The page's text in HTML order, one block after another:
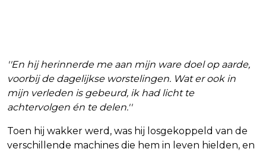
''En hij herinnerde me aan mijn ware doel op aarde,
voorbij de dagelijkse worstelingen. Wat er ook in
mijn verleden is gebeurd, ik had licht te
achtervolgen én te delen.''
Toen hij wakker werd, was hij losgekoppeld van de
verschillende machines die hem in leven hielden, en